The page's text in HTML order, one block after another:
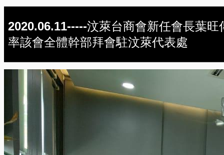
2020.06.11-----汶萊台商會新任會長葉旺
率該會全體幹部拜會駐汶萊代表處